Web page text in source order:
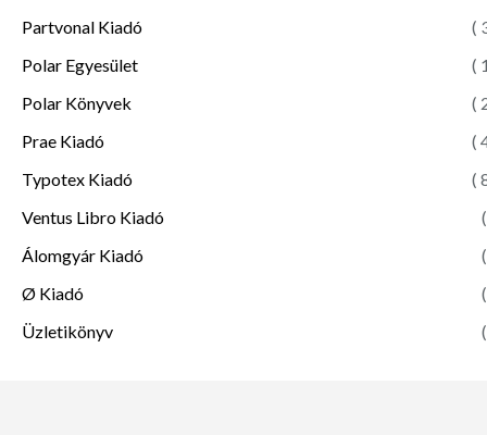
Partvonal Kiadó
(
Polar Egyesület
(
Polar Könyvek
(
Prae Kiadó
(
Typotex Kiadó
(
Ventus Libro Kiadó
Álomgyár Kiadó
Ø Kiadó
Üzletikönyv